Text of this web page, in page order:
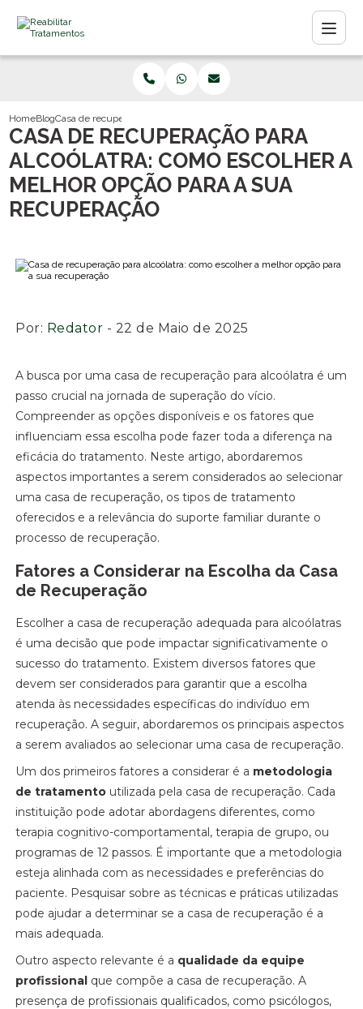
HomeBlogCasa de recuperação para alcoólatra: como escolher a melhor opção
CASA DE RECUPERAÇÃO PARA
ALCOÓLATRA: COMO ESCOLHER A
MELHOR OPÇÃO PARA A SUA
RECUPERAÇÃO
Por: Redator - 22 de Maio de 2025
A busca por uma casa de recuperação para alcoólatra é um
passo crucial na jornada de superação do vício.
Compreender as opções disponíveis e os fatores que
influenciam essa escolha pode fazer toda a diferença na
eficácia do tratamento. Neste artigo, abordaremos
aspectos importantes a serem considerados ao selecionar
uma casa de recuperação, os tipos de tratamento
oferecidos e a relevância do suporte familiar durante o
processo de recuperação.
Fatores a Considerar na Escolha da Casa
de Recuperação
Escolher a casa de recuperação adequada para alcoólatras
é uma decisão que pode impactar significativamente o
sucesso do tratamento. Existem diversos fatores que
devem ser considerados para garantir que a escolha
atenda às necessidades específicas do indivíduo em
recuperação. A seguir, abordaremos os principais aspectos
a serem avaliados ao selecionar uma casa de recuperação.
Um dos primeiros fatores a considerar é a metodologia
de tratamento utilizada pela casa de recuperação. Cada
instituição pode adotar abordagens diferentes, como
terapia cognitivo-comportamental, terapia de grupo, ou
programas de 12 passos. É importante que a metodologia
esteja alinhada com as necessidades e preferências do
paciente. Pesquisar sobre as técnicas e práticas utilizadas
pode ajudar a determinar se a casa de recuperação é a
mais adequada.
Outro aspecto relevante é a qualidade da equipe
profissional que compõe a casa de recuperação. A
presença de profissionais qualificados, como psicólogos,